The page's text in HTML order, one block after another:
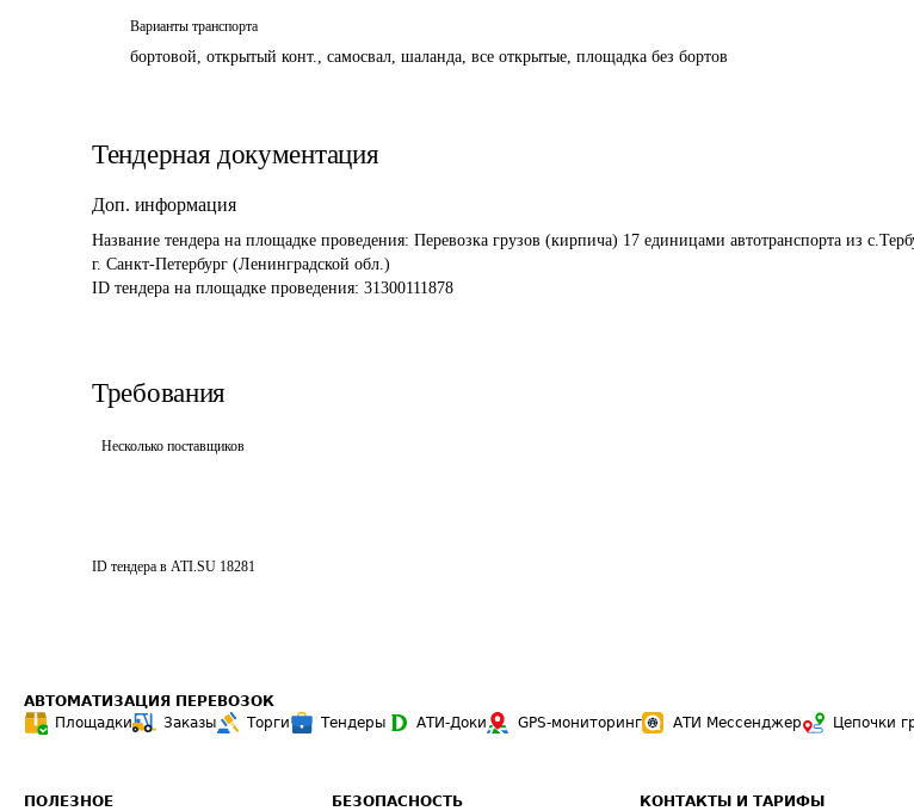
Варианты транспорта
бортовой, открытый конт., самосвал, шаланда, все открытые, площадка без бортов
Тендерная документация
Доп. информация
Название тендера на площадке проведения: Перевозка грузов (кирпича) 17 единицами автотранспорта из
г. Санкт-Петербург (Ленинградской обл.)
ID тендера на площадке проведения: 31300111878
Требования
Несколько поставщиков
ID тендера в ATI.SU 18281
АВТОМАТИЗАЦИЯ ПЕРЕВОЗОК
Площадки
Заказы Торги Тендеры АТИ-Доки GPS-мониторинг АТИ Мессенджер Цепочки
ПОЛЕЗНОЕ БЕЗОПАСНОСТЬ КОНТАКТЫ И ТАРИФЫ